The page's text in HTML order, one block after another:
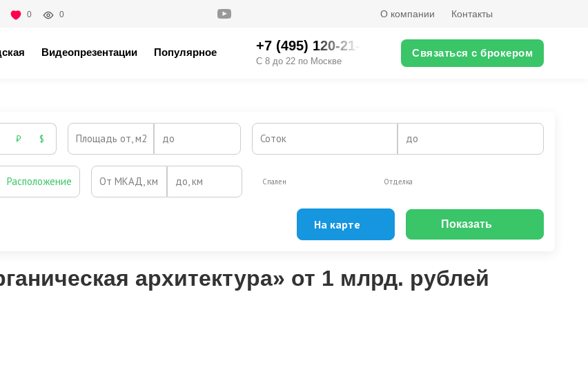
0 0 О компании Контакты
Видеопрезентации Популярное +7 (495) 120-21-XX
С 8 до 22 по Москве
Связаться с брокером
₽ $ Площадь от, м2 до Соток до
Расположение От МКАД, км до, км Спален Отделка
На карте Показать
архитектура» от 1 млрд. рублей